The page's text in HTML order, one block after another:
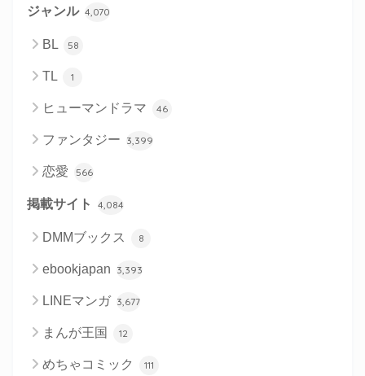
ジャンル 4,070
BL 58
TL 1
ヒューマンドラマ 46
ファンタジー 3,399
恋愛 566
掲載サイト 4,084
DMMブックス 8
ebookjapan 3,393
LINEマンガ 3,677
まんが王国 12
めちゃコミック 111